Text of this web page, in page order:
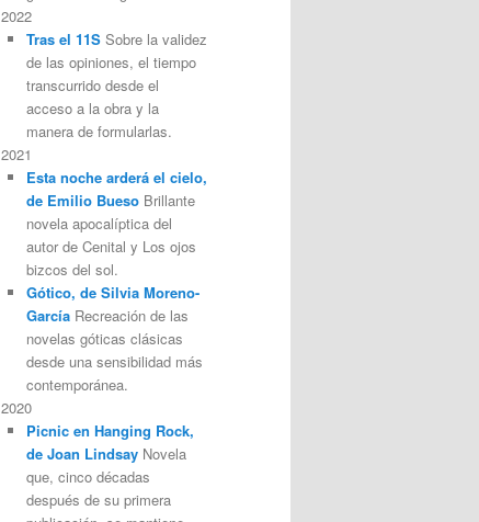
2022
Tras el 11SSobre la validez
de las opiniones, el tiempo
transcurrido desde el
acceso a la obra y la
manera de formularlas.
2021
Esta noche arderá el cielo,
de Emilio BuesoBrillante
novela apocalíptica del
autor de Cenital y Los ojos
bizcos del sol.
Gótico, de Silvia Moreno-
GarcíaRecreación de las
novelas góticas clásicas
desde una sensibilidad más
contemporánea.
2020
Picnic en Hanging Rock,
de Joan LindsayNovela
que, cinco décadas
después de su primera